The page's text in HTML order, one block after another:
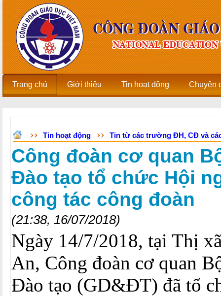
Trang chủ Giới thiệu Tin hoạt động Chuyên
Tin hoạt động Tin từ các trường ĐH, CĐ và
Công đoàn cơ quan
Đào tạo tổ chức Hội
công tác công đoàn
(21:38, 16/07/2018)
Ngày 14/7/2018, tại Thị
An, Công đoàn cơ quan
Đào tạo (GD&ĐT) đã tổ